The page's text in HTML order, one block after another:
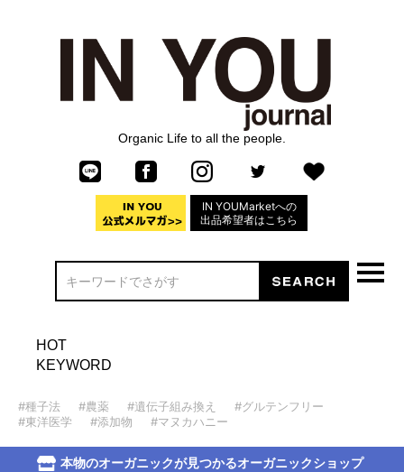
Organic Life to all the people.
IN YOUMarketへの
出品希望者はこちら
HOT
KEYWORD
#種子法 #農薬 #遺伝子組み換え
#グルテンフリー
#東洋医学
#添加物 #マヌカハニー
本物のオーガニックが見つかるオーガニックショップ